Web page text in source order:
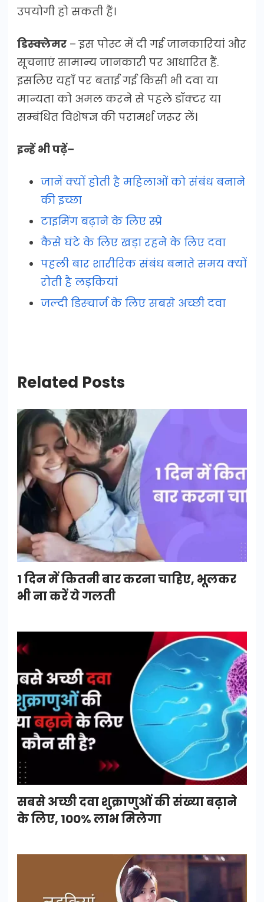
उपयोगी हो सकती हैं।
डिस्क्लेमर – इस पोस्ट में दी गई जानकारियां और
सूचनाएं सामान्य जानकारी पर आधारित हैं.
इसलिए यहाँ पर बताई गई किसी भी दवा या
मान्यता को अमल करने से पहले डॉक्टर या
सम्बंधित विशेषज्ञ की परामर्श जरूर लें।
इन्हें भी पढ़ें–
जानें क्यों होती है महिलाओं को संबंध बनाने
की इच्छा
टाइमिंग बढ़ाने के लिए स्प्रे
कैसे घंटे के लिए खड़ा रहने के लिए दवा
पहली बार शारीरिक संबंध बनाते समय क्यों
रोती है लड़कियां
जल्दी डिस्चार्ज के लिए सबसे अच्छी दवा
Related Posts
1 दिन में कितनी बार करना चाहिए, भूलकर
भी ना करें ये गलती
सबसे अच्छी दवा शुक्राणुओं की संख्या बढ़ाने
के लिए, 100% लाभ मिलेगा